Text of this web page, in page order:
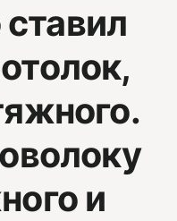
ставил
и